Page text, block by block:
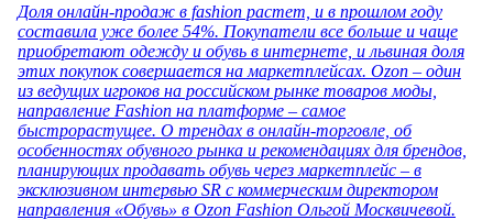
Доля онлайн-продаж в fashion растет, и в прошлом году
составила уже более 54%. Покупатели все больше и чаще
приобретают одежду и обувь в интернете, и львиная доля
этих покупок совершается на маркетплейсах. Ozon – один
из ведущих игроков на российском рынке товаров моды,
направление Fashion на платформе – самое
быстрорастущее. О трендах в онлайн-торговле, об
особенностях обувного рынка и рекомендациях для брендов,
планирующих продавать обувь через маркетплейс – в
эксклюзивном интервью SR с коммерческим директором
направления «Обувь» в Ozon Fashion Ольгой Москвичевой.